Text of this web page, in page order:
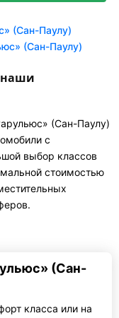
(Сан-Паулу)
(Сан-Паулу)
наши
(Сан-Паулу)
с
выбор классов
стоимостью
(Сан-
класса или на